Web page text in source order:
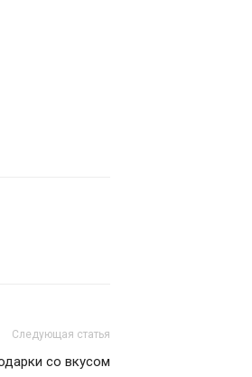
Следующая статья
со вкусом